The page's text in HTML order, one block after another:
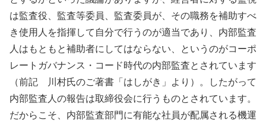
は監査役、監査等委員、監査委員が、その職務を補助すべ
き使用人を指揮して自分で行うのが適当であり、内部監査
人はもともと補助者にしてはならない、というのがコーポ
レートガバナンス・コード時代の内部監査とされています
（前記 川村氏のご著書「はしがき」より）。したがって
内部監査人の報告は取締役会に行うものとされています。
だからこそ、内部監査部門に有能な社員が配属される機運